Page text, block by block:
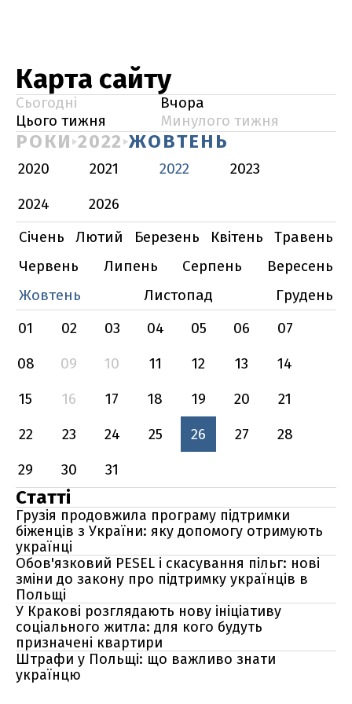
Карта сайту
Сьогодні
Вчора
Цього тижня
Минулого тижня
РОКИ 2022 ЖОВТЕНЬ
2020 2021 2022
2023
2024
2026
Січень
Лютий Березень Квітень
Травень
Червень
Липень Серпень
Вересень
Жовтень
Листопад
Грудень
01
02 03 04 05 06
07
08
09 10 11 12 13
14
15
16 17 18 19 20
21
22
23 24 25 26 27
28
29
30 31
Статті
Грузія продовжила програму підтримки
біженців з України: яку допомогу отримують
українці
Обов'язковий PESEL і скасування пільг: нові
зміни до закону про підтримку українців в
Польщі
У Кракові розглядають нову ініціативу
соціального житла: для кого будуть
призначені квартири
Штрафи у Польщі: що важливо знати
українцю